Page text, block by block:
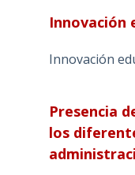
Innovación
Innovación
Presencia
los